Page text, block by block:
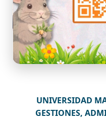
UNIVERSIDAD
GESTIONES,